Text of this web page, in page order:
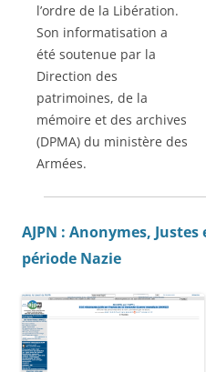
l’ordre de la Libération.
Son informatisation a
été soutenue par la
Direction des
patrimoines, de la
mémoire et des archives
(DPMA) du ministère des
Armées.
AJPN : Anonymes,
période Nazie